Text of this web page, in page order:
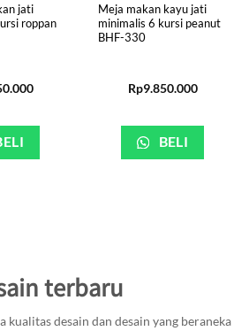
jati
roppan
Meja makan kayu jati
minimalis 6 kursi peanut
BHF-330
Rp9.850.000
BELI
terbaru
desain dan desain yang beraneka